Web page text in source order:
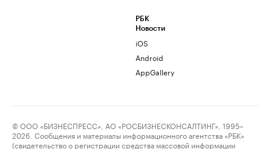
РБК
Новости
iOS
Android
AppGallery
© ООО «БИЗНЕСПРЕСС», АО «РОСБИЗНЕСКОНСАЛТИНГ», 1995–
2026. Сообщения и материалы информационного агентства «РБК»
(свидетельство о регистрации средства массовой информации